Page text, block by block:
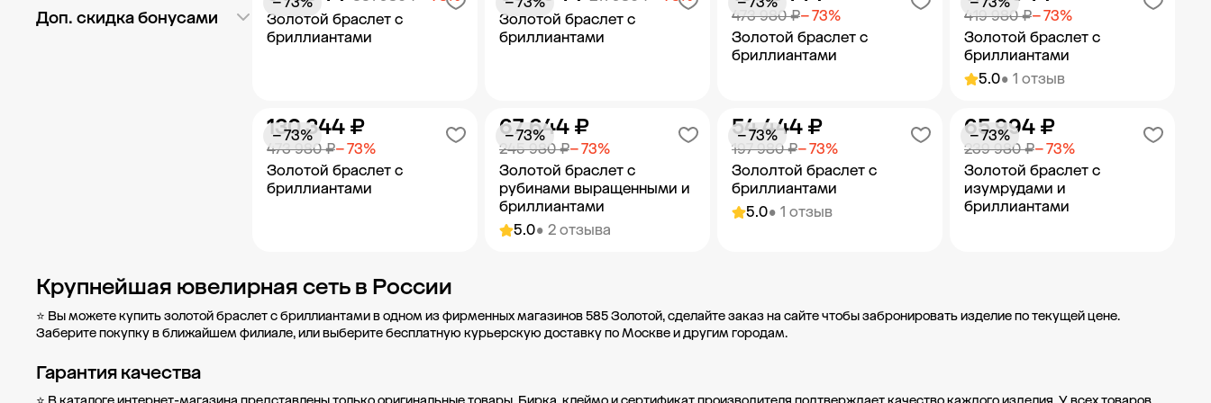
С подвесками 29
Показать ещё
Доп. скидка бонусами
Золотой браслет с
бриллиантами
Добавить в корзину
Золотой браслет с
бриллиантами
Добавить в корзину
Золотой браслет с
бриллиантами
473 980 ₽− 73%
Добавить в корзину
5.0• 1 отзыв
Золотой браслет с
бриллиантами
419 980 ₽− 73%
Добавить в корзину
Золотой браслет с
бриллиантами
473 980 ₽− 73%
130 344 ₽
− 73%
Добавить в корзину
5.0• 2 отзыва
Золотой браслет с
рубинами выращенными и
бриллиантами
245 980 ₽− 73%
67 644 ₽
− 73%
5.0• 1 отзыв
Зололтой браслет с
бриллиантами
197 980 ₽− 73%
54 444 ₽
− 73%
Золотой браслет с
изумрудами и
бриллиантами
239 980 ₽− 73%
65 994 ₽
− 73%
Крупнейшая ювелирная сеть в России
⭐ Вы можете купить золотой браслет с бриллиантами в одном из фирменных магазинов 585 Золотой, сделайте заказ на сайте чтобы забронировать изделие по текущей цене.
Заберите покупку вближайшем филиале, или выберите бесплатную курьерскую доставку по Москве и другим городам.
Гарантия качества